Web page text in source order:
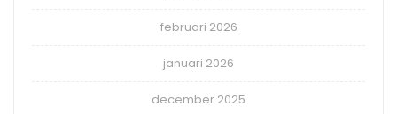
februari 2026
januari 2026
december 2025